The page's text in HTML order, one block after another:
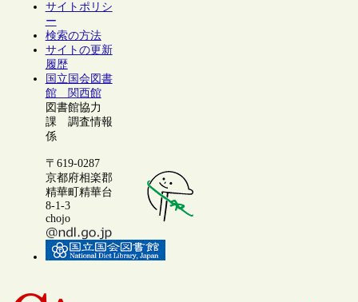
サイトポリシ
ー
検索の方法
サイトの更新
履歴
国立国会図書
館 関西館
図書館協力
課 調査情報
係
〒619-0287
京都府相楽郡
精華町精華台
8-1-3
chojo